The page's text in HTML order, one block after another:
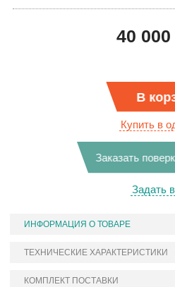
40
В
Купить в
Заказать
Задать
ИНФОРМАЦИЯ О ТОВАРЕ
ТЕХНИЧЕСКИЕ ХАРАКТЕРИСТИКИ
КОМПЛЕКТ ПОСТАВКИ